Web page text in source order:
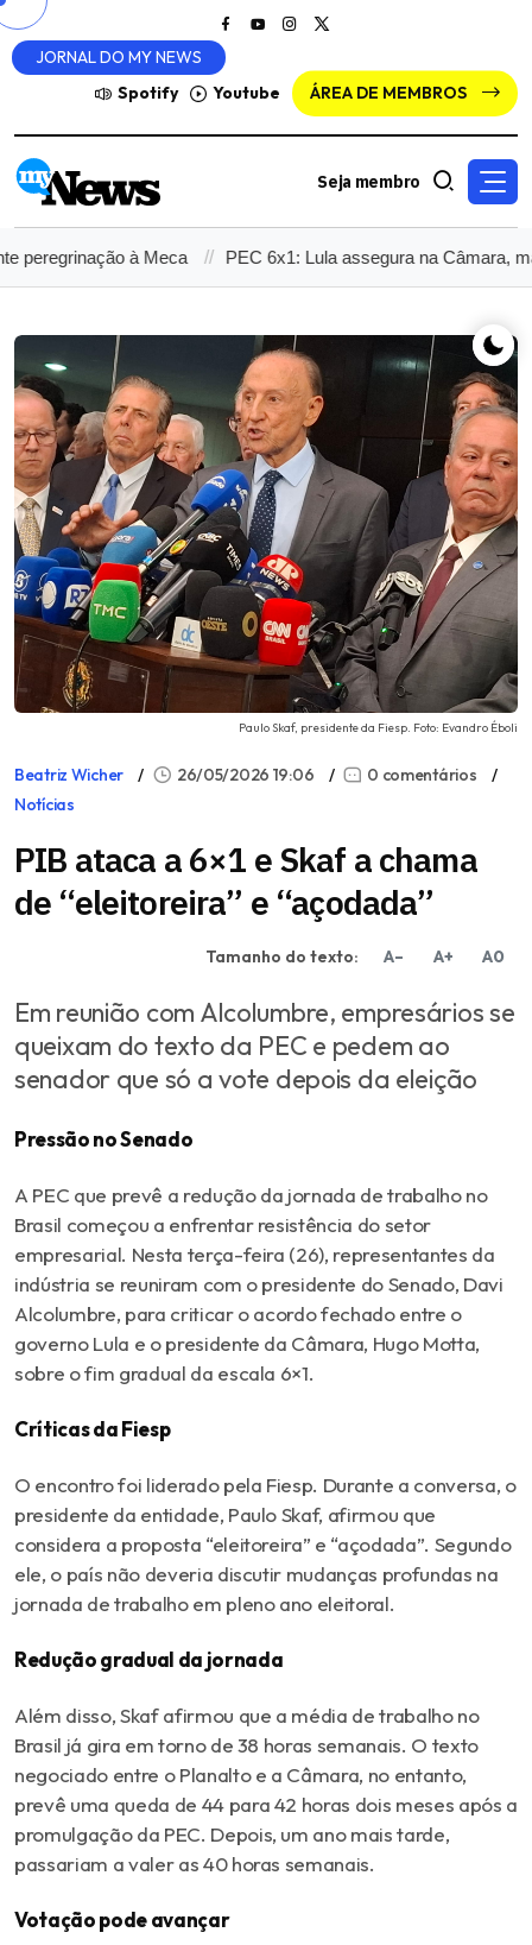
Spotify Youtube ÁREA DE MEMBROS
Seja membro
à Meca PEC 6x1: Lula assegura na Câmara, mas no
Paulo Skaf, presidente da Fiesp. Foto: Evandro Éboli
JORNAL DO MY NEWS
Beatriz Wicher 26/05/2026 19:06
0 comentários
Notícias
PIB ataca a 6×1 e Skaf a chama
de “eleitoreira” e “açodada”
Tamanho do texto: A– A+ A0
Em reunião com Alcolumbre, empresários se
queixam do texto da PEC e pedem ao
senador que só a vote depois da eleição
Pressão no Senado
A PEC que prevê a redução da jornada de trabalho no
Brasil começou a enfrentar resistência do setor
empresarial. Nesta terça-feira (26), representantes da
indústria se reuniram com o presidente do Senado, Davi
Alcolumbre, para criticar o acordo fechado entre o
governo Lula e o presidente da Câmara, Hugo Motta,
sobre o fim gradual da escala 6×1.
Críticas da Fiesp
O encontro foi liderado pela Fiesp. Durante a conversa, o
presidente da entidade, Paulo Skaf, afirmou que
considera a proposta “eleitoreira” e “açodada”. Segundo
ele, o país não deveria discutir mudanças profundas na
jornada de trabalho em pleno ano eleitoral.
Redução gradual da jornada
Além disso, Skaf afirmou que a média de trabalho no
Brasil já gira em torno de 38 horas semanais. O texto
negociado entre o Planalto e a Câmara, no entanto,
prevê uma queda de 44 para 42 horas dois meses após a
promulgação da PEC. Depois, um ano mais tarde,
passariam a valer as 40 horas semanais.
Votação pode avançar